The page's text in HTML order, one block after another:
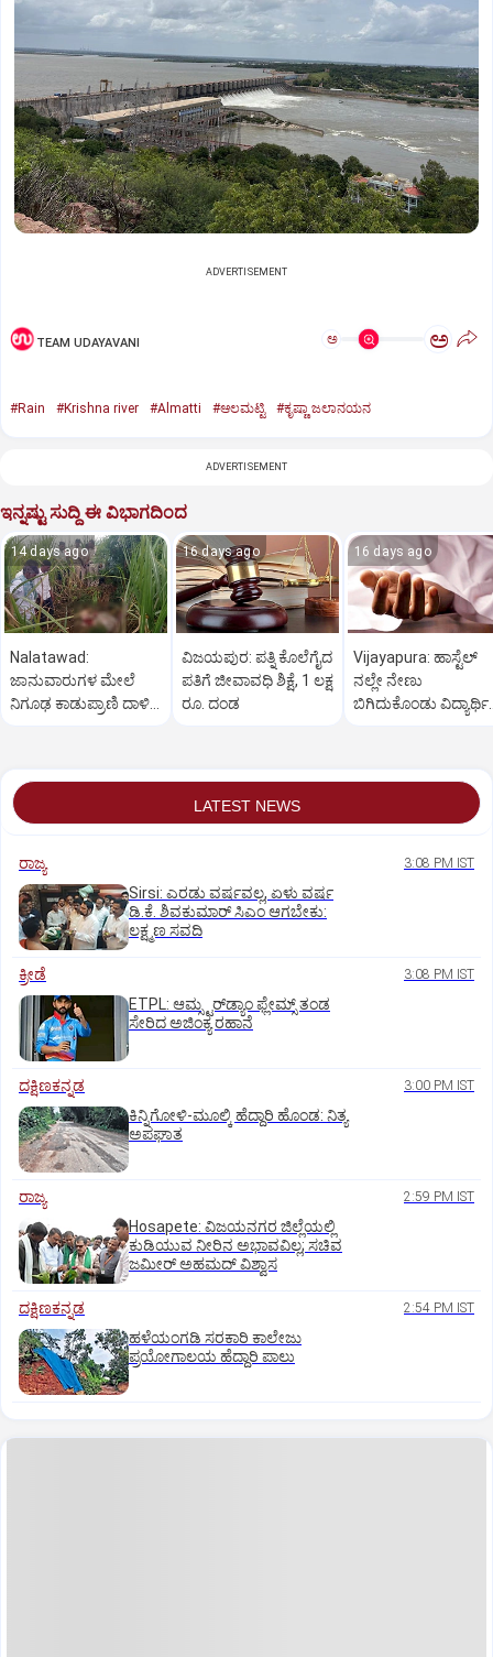
ADVERTISEMENT
TEAM UDAYAVANI ಅ ಅ
#Rain #Krishna river #Almatti #ಆಲಮಟ್ಟಿ #ಕೃಷ್ಣಾ ಜಲಾನಯನ
ADVERTISEMENT
ಇನ್ನಷ್ಟು ಸುದ್ದಿ ಈ ವಿಭಾಗದಿಂದ
14 days ago
Nalatawad:
ಜಾನುವಾರುಗಳ ಮೇಲೆ
ನಿಗೂಢ ಕಾಡುಪ್ರಾಣಿ ದಾಳಿ,
16 days ago
ವಿಜಯಪುರ: ಪತ್ನಿ ಕೊಲೆಗೈದ
ಪತಿಗೆ ಜೀವಾವಧಿ ಶಿಕ್ಷೆ, 1 ಲಕ್ಷ
ರೂ. ದಂಡ
16 days ago
Vijayapura: ಹಾಸ್ಟೆಲ್
ನಲ್ಲೇ ನೇಣು
ಬಿಗಿದುಕೊಂಡು ವಿದ್ಯಾರ್ಥಿ
LATEST NEWS
ರಾಜ್ಯ 3:08 PM IST
Sirsi: ಎರಡು ವರ್ಷವಲ್ಲ, ಏಳು ವರ್ಷ
ಡಿ.ಕೆ. ಶಿವಕುಮಾರ್ ಸಿಎಂ ಆಗಬೇಕು:
ಲಕ್ಷ್ಮಣ ಸವದಿ
ಕ್ರೀಡೆ 3:08 PM IST
ETPL: ಆಮ್ಸ್ಟರ್‌ಡ್ಯಾಂ ಫ್ಲೇಮ್ಸ್‌ ತಂಡ
ಸೇರಿದ ಅಜಿಂಕ್ಯ ರಹಾನೆ
ದಕ್ಷಿಣಕನ್ನಡ 3:00 PM IST
ಕಿನ್ನಿಗೋಳಿ-ಮೂಲ್ಕಿ ಹೆದ್ದಾರಿ ಹೊಂಡ: ನಿತ್ಯ
ಅಪಘಾತ
ರಾಜ್ಯ 2:59 PM IST
Hosapete: ವಿಜಯನಗರ ಜಿಲ್ಲೆಯಲ್ಲಿ
ಕುಡಿಯುವ ನೀರಿನ ಅಭಾವವಿಲ್ಲ; ಸಚಿವ
ಜಮೀರ್ ಅಹಮದ್ ವಿಶ್ವಾಸ
ದಕ್ಷಿಣಕನ್ನಡ 2:54 PM IST
ಹಳೆಯಂಗಡಿ ಸರಕಾರಿ ಕಾಲೇಜು
ಪ್ರಯೋಗಾಲಯ ಹೆದ್ದಾರಿ ಪಾಲು